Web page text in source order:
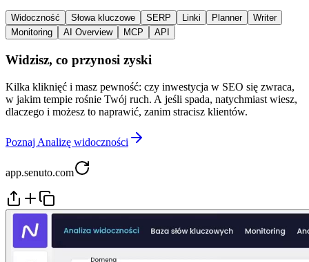
Widoczność Słowa kluczowe SERP Linki Planner
Writer
Monitoring
AI Overview MCP API
Widzisz, co przynosi zyski
Kilka kliknięć i masz pewność: czy inwestycja w SEO się zwraca,
w jakim tempie rośnie Twój ruch. A jeśli spada, natychmiast wiesz,
dlaczego i możesz to naprawić, zanim stracisz klientów.
Poznaj Analizę widoczności
app.senuto.com